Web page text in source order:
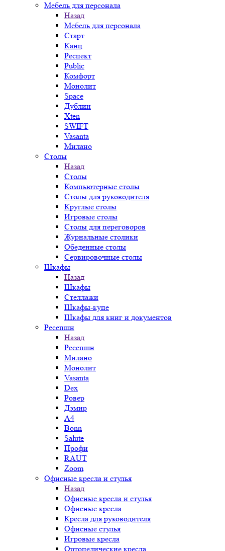
Мебель для персонала
Назад
Мебель для персонала
Старт
Канц
Респект
Public
Комфорт
Монолит
Space
Дублин
Xten
SWIFT
Vasanta
Милано
Столы
Назад
Столы
Компьютерные столы
Столы для руководителя
Круглые столы
Игровые столы
Столы для переговоров
Журнальные столики
Обеденные столы
Сервировочные столы
Шкафы
Назад
Шкафы
Стеллажи
Шкафы-купе
Шкафы для книг и документов
Ресепшн
Назад
Ресепшн
Милано
Монолит
Vasanta
Dex
Ровер
Дэмир
A4
Bonn
Salute
Профи
RAUT
Zoom
Офисные кресла и стулья
Назад
Офисные кресла и стулья
Офисные кресла
Кресла для руководителя
Офисные стулья
Игровые кресла
Ортопедические кресла